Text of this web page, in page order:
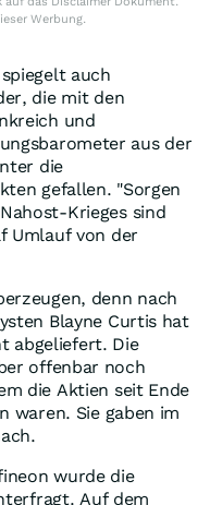
Werbung.
auch
die mit den
und
aus der
die
gefallen. "Sorgen
Krieges sind
Umlauf von der
denn nach
Blayne Curtis hat
abgeliefert. Die
offenbar noch
die Aktien seit Ende
waren. Sie gaben im
wurde die
Auf dem